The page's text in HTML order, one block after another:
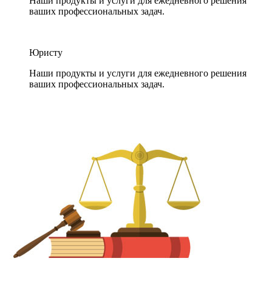
ваших профессиональных задач.
Юристу
Наши продукты и услуги для ежедневного решения
ваших профессиональных задач.